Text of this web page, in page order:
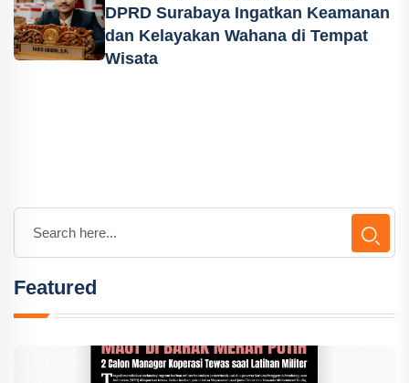
DPRD Surabaya Ingatkan Keamanan
dan Kelayakan Wahana di Tempat
Wisata
Featured